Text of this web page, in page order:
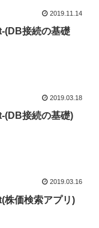
2019.11.14
(DB接続の基礎
2019.03.18
(DB接続の基礎)
2019.03.16
株価検索アプリ)